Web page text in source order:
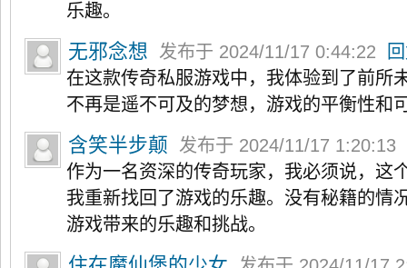
乐趣。
无邪念想 发布于 2024/11/17 0:44:22
在这款传奇私服游戏中，我体验到了前所
不再是遥不可及的梦想，游戏的平衡性和
含笑半步颠
发布于 2024/11/17 1:20:13
作为一名资深的传奇玩家，我必须说，这
我重新找回了游戏的乐趣。没有秘籍的情
游戏带来的乐趣和挑战。